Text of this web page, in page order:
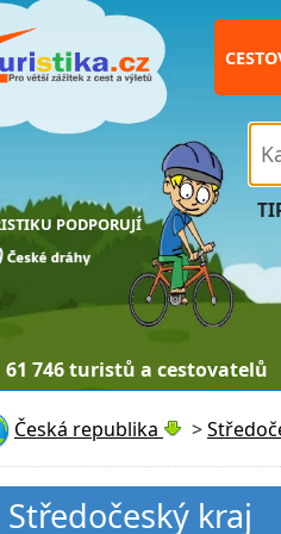
PODPORUJÍ
61 746 turistů a cestovatelů
Česká republika >
Středočeský kraj